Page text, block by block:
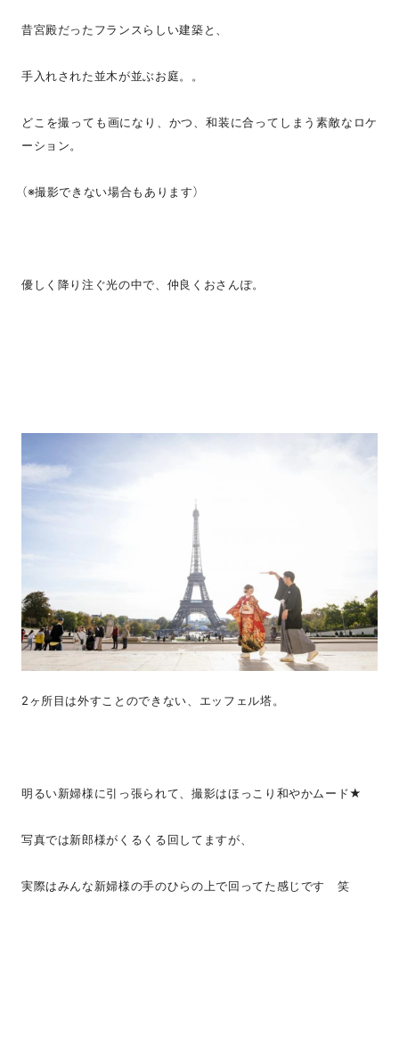
昔宮殿だったフランスらしい建築と、
手入れされた並木が並ぶお庭。。
どこを撮っても画になり、かつ、和装に合ってしまう素敵なロケ
ーション。
（※撮影できない場合もあります）
優しく降り注ぐ光の中で、仲良くおさんぽ。
2ヶ所目は外すことのできない、エッフェル塔。
明るい新婦様に引っ張られて、撮影はほっこり和やかムード★
写真では新郎様がくるくる回してますが、
実際はみんな新婦様の手のひらの上で回ってた感じです 笑